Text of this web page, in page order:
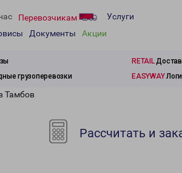
Перевозчикам
Услуги
Документы Акции
RETAIL
грузоперевозки EASYWAY
Тамбов
Рассчитать и